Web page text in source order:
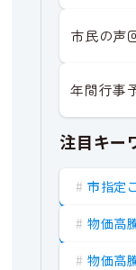
市民の声
年間行事
注目キー
市指定
物価高
物価高